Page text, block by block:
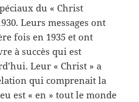
du « Christ
Leurs messages ont
fois en 1935 et ont
à succès qui est
Leur « Christ » a
qui comprenait la
est « en » tout le monde